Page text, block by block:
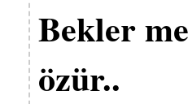
Bekler
özür..